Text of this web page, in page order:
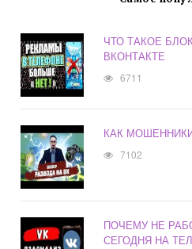
ЧТО ТАКОЕ
ВКОНТАКТЕ
6711
КАК
7102
ПОЧЕМУ НЕ
СЕГОДНЯ НА